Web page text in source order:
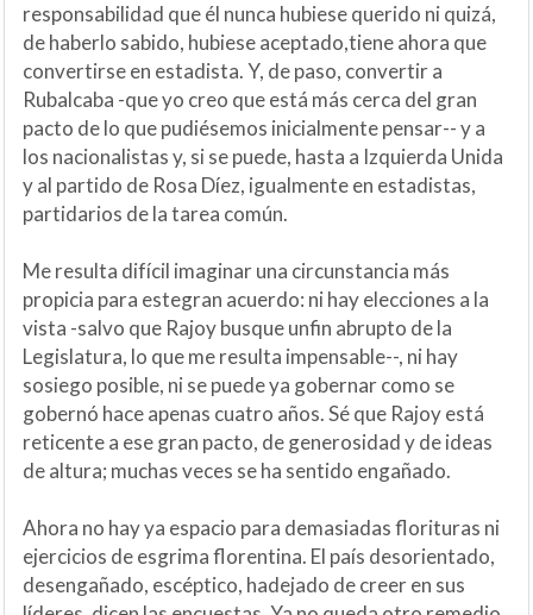
responsabilidad que él nunca hubiese querido ni quizá,
de haberlo sabido, hubiese aceptado,tiene ahora que
convertirse en estadista. Y, de paso, convertir a
Rubalcaba -que yo creo que está más cerca del gran
pacto de lo que pudiésemos inicialmente pensar-- y a
los nacionalistas y, si se puede, hasta a Izquierda Unida
y al partido de Rosa Díez, igualmente en estadistas,
partidarios de la tarea común.
Me resulta difícil imaginar una circunstancia más
propicia para estegran acuerdo: ni hay elecciones a la
vista -salvo que Rajoy busque unfin abrupto de la
Legislatura, lo que me resulta impensable--, ni hay
sosiego posible, ni se puede ya gobernar como se
gobernó hace apenas cuatro años. Sé que Rajoy está
reticente a ese gran pacto, de generosidad y de ideas
de altura; muchas veces se ha sentido engañado.
Ahora no hay ya espacio para demasiadas florituras ni
ejercicios de esgrima florentina. El país desorientado,
desengañado, escéptico, hadejado de creer en sus